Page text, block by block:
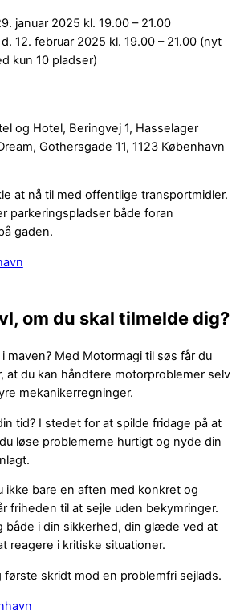
januar 2025 kl. 19.00 – 21.00
12. februar 2025 kl. 19.00 – 21.00 (nyt
kun 10 pladser)
og Hotel, Beringvej 1, Hasselager
Gothersgade 11, 1123 København
at nå til med offentlige transportmidler.
parkeringspladser både foran
gaden.
om du skal tilmelde dig?
maven? Med Motormagi til søs får du
at du kan håndtere motorproblemer selv
mekanikerregninger.
tid? I stedet for at spilde fridage på at
løse problemerne hurtigt og nyde din
ikke bare en aften med konkret og
friheden til at sejle uden bekymringer.
både i din sikkerhed, din glæde ved at
reagere i kritiske situationer.
første skridt mod en problemfri sejlads.